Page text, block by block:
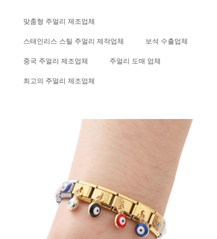
맞춤형 주얼리 제조업체
스테인리스 스틸 주얼리 제작업체 보석 수출업체
중국 주얼리 제조업체 주얼리 도매 업체
최고의 주얼리 제조업체